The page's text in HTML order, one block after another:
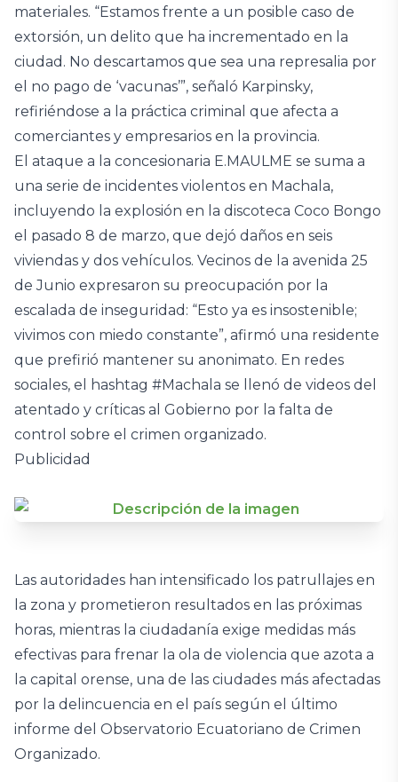
materiales. “Estamos frente a un posible caso de
extorsión, un delito que ha incrementado en la
ciudad. No descartamos que sea una represalia por
el no pago de ‘vacunas’”, señaló Karpinsky,
refiriéndose a la práctica criminal que afecta a
comerciantes y empresarios en la provincia.
El ataque a la concesionaria E.MAULME se suma a
una serie de incidentes violentos en Machala,
incluyendo la explosión en la discoteca Coco Bongo
el pasado 8 de marzo, que dejó daños en seis
viviendas y dos vehículos. Vecinos de la avenida 25
de Junio expresaron su preocupación por la
escalada de inseguridad: “Esto ya es insostenible;
vivimos con miedo constante”, afirmó una residente
que prefirió mantener su anonimato. En redes
sociales, el hashtag #Machala se llenó de videos del
atentado y críticas al Gobierno por la falta de
control sobre el crimen organizado.
Publicidad
Las autoridades han intensificado los patrullajes en
la zona y prometieron resultados en las próximas
horas, mientras la ciudadanía exige medidas más
efectivas para frenar la ola de violencia que azota a
la capital orense, una de las ciudades más afectadas
por la delincuencia en el país según el último
informe del Observatorio Ecuatoriano de Crimen
Organizado.